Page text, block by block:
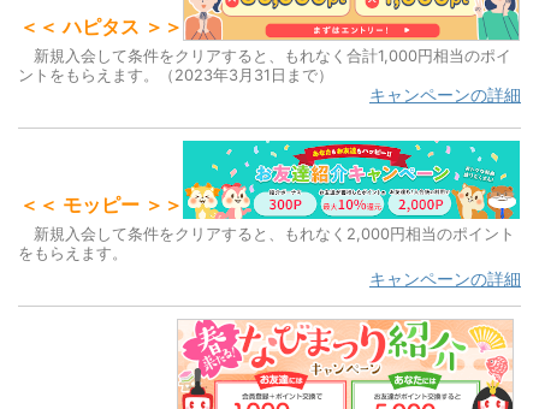
o
k
＜＜ ハピタス ＞＞
新規入会して条件をクリアすると、もれなく合計1,000円相当のポイ
ントをもらえます。（2023年3月31日まで）
キャンペーンの詳細
＜＜ モッピー ＞＞
新規入会して条件をクリアすると、もれなく2,000円相当のポイント
をもらえます。
キャンペーンの詳細